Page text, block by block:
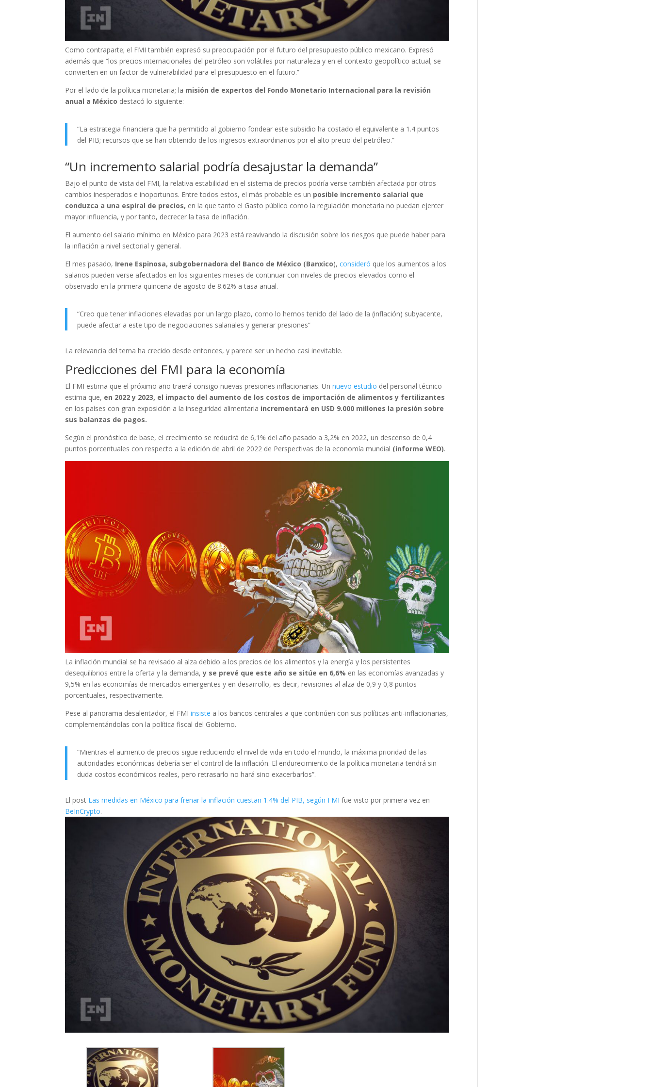
Como contraparte; el FMI también expresó su preocupación por el futuro del presupuesto público mexicano. Expresó
además que “los precios internacionales del petróleo son volátiles por naturaleza y en el contexto geopolítico actual; se
convierten en un factor de vulnerabilidad para el presupuesto en el futuro.”
Por el lado de la política monetaria; la misión de expertos del Fondo Monetario Internacional para la revisión
anual a México destacó lo siguiente:
“La estrategia financiera que ha permitido al gobierno fondear este subsidio ha costado el equivalente a 1.4 puntos
del PIB; recursos que se han obtenido de los ingresos extraordinarios por el alto precio del petróleo.”
“Un incremento salarial podría desajustar la demanda”
Bajo el punto de vista del FMI, la relativa estabilidad en el sistema de precios podría verse también afectada por otros
cambios inesperados e inoportunos. Entre todos estos, el más probable es un posible incremento salarial que
conduzca a una espiral de precios, en la que tanto el Gasto público como la regulación monetaria no puedan ejercer
mayor influencia, y por tanto, decrecer la tasa de inflación.
El aumento del salario mínimo en México para 2023 está reavivando la discusión sobre los riesgos que puede haber para
la inflación a nivel sectorial y general.
El mes pasado, Irene Espinosa, subgobernadora del Banco de México (Banxico),consideró que los aumentos a los
salarios pueden verse afectados en los siguientes meses de continuar con niveles de precios elevados como el
observado en la primera quincena de agosto de 8.62% a tasa anual.
“Creo que tener inflaciones elevadas por un largo plazo, como lo hemos tenido del lado de la (inflación) subyacente,
puede afectar a este tipo de negociaciones salariales y generar presiones”
La relevancia del tema ha crecido desde entonces, y parece ser un hecho casi inevitable.
Predicciones del FMI para la economía
El FMI estima que el próximo año traerá consigo nuevas presiones inflacionarias. Unnuevo estudio del personal técnico
estima que, en 2022 y 2023, el impacto del aumento de los costos de importación de alimentos y fertilizantes
en los países con gran exposición a la inseguridad alimentaria incrementará en USD 9.000 millones la presión sobre
sus balanzas de pagos.
Según el pronóstico de base, el crecimiento se reducirá de 6,1% del año pasado a 3,2% en 2022, un descenso de 0,4
puntos porcentuales con respecto a la edición de abril de 2022 de Perspectivas de la economía mundial (informe WEO).
La inflación mundial se ha revisado al alza debido a los precios de los alimentos y la energía y los persistentes
desequilibrios entre la oferta y la demanda,y se prevé que este año se sitúe en 6,6% en las economías avanzadas y
9,5% en las economías de mercados emergentes y en desarrollo, es decir, revisiones al alza de 0,9 y 0,8 puntos
porcentuales, respectivamente.
Pese al panorama desalentador, el FMIinsiste a los bancos centrales a que continúen con sus políticas anti-inflacionarias,
complementándolas con la política fiscal del Gobierno.
“Mientras el aumento de precios sigue reduciendo el nivel de vida en todo el mundo, la máxima prioridad de las
autoridades económicas debería ser el control de la inflación. El endurecimiento de la política monetaria tendrá sin
duda costos económicos reales, pero retrasarlo no hará sino exacerbarlos”.
El post Las medidas en México para frenar la inflación cuestan 1.4% del PIB, según FMI fue visto por primera vez en
BeInCrypto.